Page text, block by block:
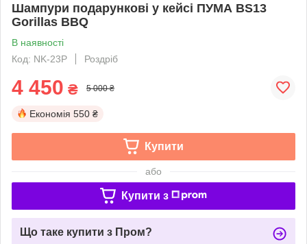
Шампури подарункові у кейсі ПУМА BS13
Gorillas BBQ
В наявності
Код: NK-23P
Роздріб
4 450 ₴ 5 000 ₴
Економія 550 ₴
Купити
або
Купити з
Що таке купити з Пром?